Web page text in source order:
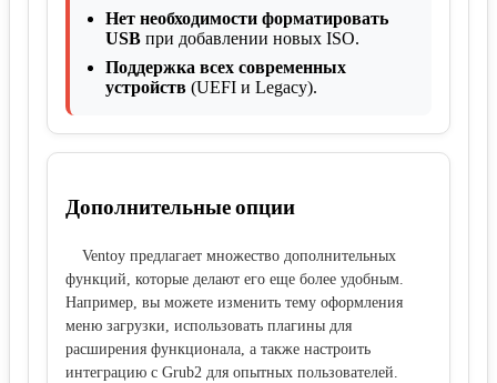
Нет необходимости форматировать
USB при добавлении новых ISO.
Поддержка всех современных
устройств (UEFI и Legacy).
Дополнительные опции
Ventoy предлагает множество дополнительных
функций, которые делают его еще более удобным.
Например, вы можете изменить тему оформления
меню загрузки, использовать плагины для
расширения функционала, а также настроить
интеграцию с Grub2 для опытных пользователей.